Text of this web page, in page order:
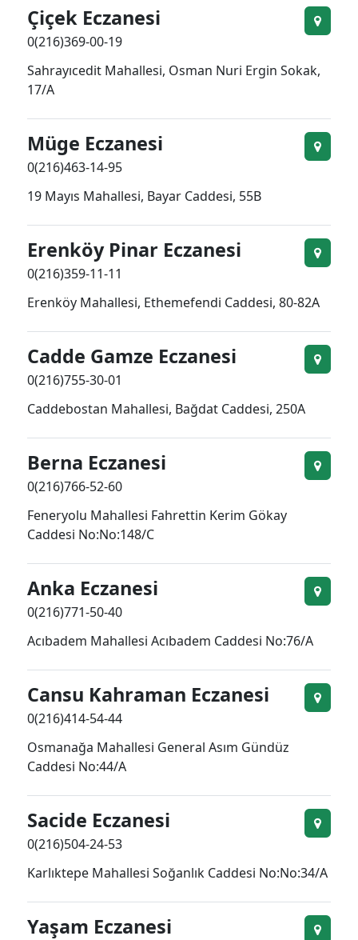
Çiçek Eczanesi
0(216)369-00-19
Sahrayıcedit Mahallesi, Osman Nuri Ergin Sokak,
17/A
Müge Eczanesi
0(216)463-14-95
19 Mayıs Mahallesi, Bayar Caddesi, 55B
Erenköy Pinar Eczanesi
0(216)359-11-11
Erenköy Mahallesi, Ethemefendi Caddesi, 80-82A
Cadde Gamze Eczanesi
0(216)755-30-01
Caddebostan Mahallesi, Bağdat Caddesi, 250A
Berna Eczanesi
0(216)766-52-60
Feneryolu Mahallesi Fahrettin Kerim Gökay
Caddesi No:No:148/C
Anka Eczanesi
0(216)771-50-40
Acıbadem Mahallesi Acıbadem Caddesi No:76/A
Cansu Kahraman Eczanesi
0(216)414-54-44
Osmanağa Mahallesi General Asım Gündüz
Caddesi No:44/A
Sacide Eczanesi
0(216)504-24-53
Karlıktepe Mahallesi Soğanlık Caddesi No:No:34/A
Yaşam Eczanesi